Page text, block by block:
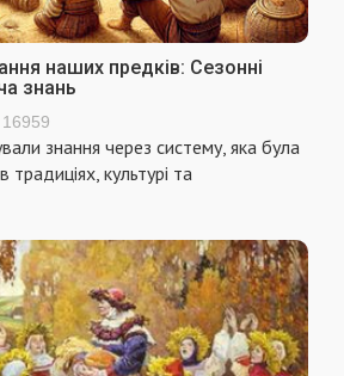
наших предків: Сезонні
знань
16959
знання через систему, яка була
традиціях, культурі та